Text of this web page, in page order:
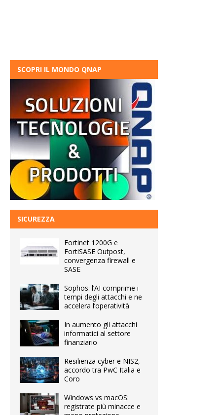
SCOPRI IL MONDO QNAP
SICUREZZA
Fortinet 1200G e
FortiSASE Outpost,
convergenza firewall e
SASE
Sophos: l’AI comprime i
tempi degli attacchi e ne
accelera l’operatività
In aumento gli attacchi
informatici al settore
finanziario
Resilienza cyber e NIS2,
accordo tra PwC Italia e
Coro
Windows vs macOS:
registrate più minacce e